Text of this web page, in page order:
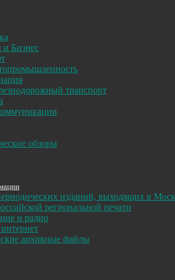
Бизнес
транспорт
обзоры
изданий, выходящих в
региональной печати
и радио
архивные файлы